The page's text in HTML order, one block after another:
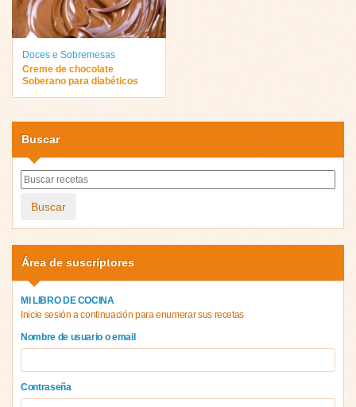
Doces e Sobremesas
Creme de chocolate
Soberano para diabéticos
Buscar
Buscar
Área de suscriptores
MI LIBRO DE COCINA
Inicie sesión a continuación para enumerar sus recetas
Nombre de usuario o email
Contraseña